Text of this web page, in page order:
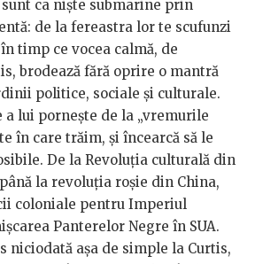
ca niște submarine prin
de la fereastra lor te scufunzi
timp ce vocea calmă, de
brodează fără oprire o mantră
politice, sociale și culturale.
a lui pornește de la „vremurile
în care trăim, și încearcă să le
De la Revoluția culturală din
la revoluția roșie din China,
coloniale pentru Imperiul
Panterelor Negre în SUA.
niciodată așa de simple la Curtis,